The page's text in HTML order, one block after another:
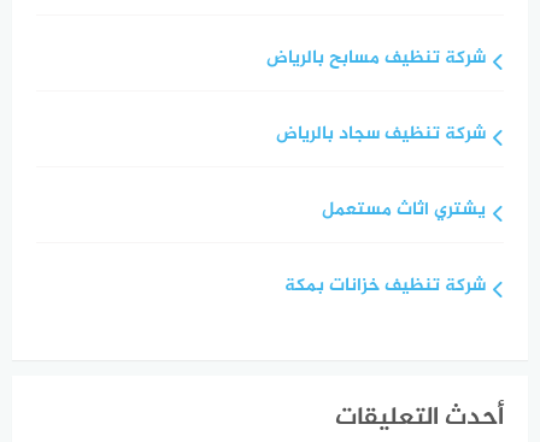
شركة تنظيف مسابح بالرياض
شركة تنظيف سجاد بالرياض
يشتري اثاث مستعمل
شركة تنظيف خزانات بمكة
أحدث التعليقات